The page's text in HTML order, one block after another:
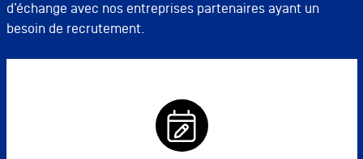
d’échange avec nos entreprises partenaires ayant un
besoin de recrutement.